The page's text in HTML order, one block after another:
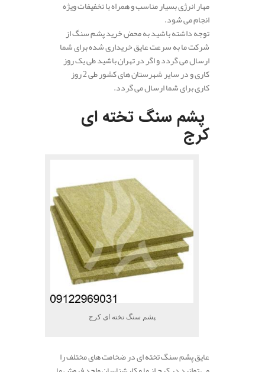
مهار انرژی بسیار مناسب و همراه با تخفیفات ویژه
انجام می شود.
توجه داشته باشید به محض خرید پشم سنگ از
شرکت ما به سرعت عایق خریداری شده برای شما
ارسال می گردد و اگر در تهران باشید طی یک روز
کاری و در سایر شهرستان های کشور طی 2 روز
کاری برای شما ارسال می گردد.
پشم سنگ تخته ای
کرج
پشم سنگ تخته ای کرج
عایق پشم سنگ تخته ای در ضخامت های مختلف را